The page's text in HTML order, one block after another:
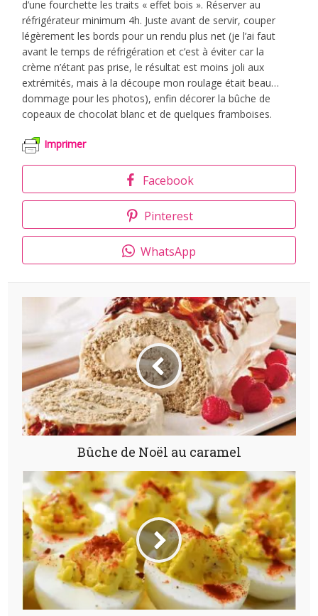
d’une fourchette les traits « effet bois ». Réserver au
réfrigérateur minimum 4h. Juste avant de servir, couper
légèrement les bords pour un rendu plus net (je l’ai faut
avant le temps de réfrigération et c’est à éviter car la
crème n’étant pas prise, le résultat est moins joli aux
extrémités, mais à la découpe mon roulage était beau…
dommage pour les photos), enfin décorer la bûche de
copeaux de chocolat blanc et de quelques framboises.
Imprimer
Facebook
Pinterest
WhatsApp
Bûche de Noël au caramel